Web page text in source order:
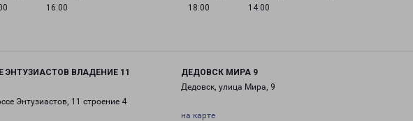
16:00
18:00
14:00
ВЛАДЕНИЕ 11
Энтузиастов, 11 строение 4
ДЕДОВСК МИРА 9
Дедовск, улица Мира, 9
на карте